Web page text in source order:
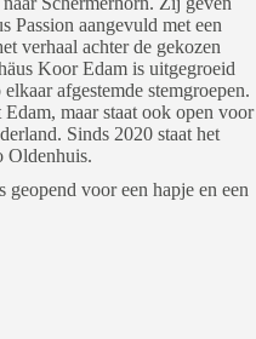
Passion aangevuld met een
verhaal achter de gekozen
Koor Edam is uitgegroeid
afgestemde stemgroepen.
maar staat ook open voor
Sinds 2020 staat het
Oldenhuis.
voor een hapje en een